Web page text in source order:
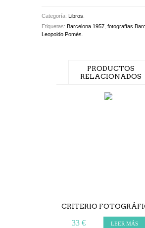
Categoría: Libros
Etiquetas: Barcelona 1957 fotografías
Leopoldo Pomés
PRODUCTOS
RELACIONADOS
CRITERIO
33 € LEER MÁS